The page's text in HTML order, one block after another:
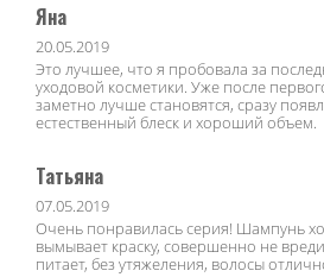
Яна
20.05.2019
Это лучшее, что я пробовала за
уходовой косметики. Уже после
заметно лучше становятся, сразу
естественный блеск и хороший объем.
Татьяна
07.05.2019
Очень понравилась серия! Шампунь
вымывает краску, совершенно не
питает, без утяжеления, волосы